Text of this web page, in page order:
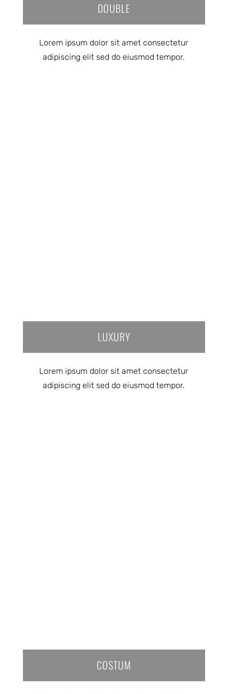
DOUBLE
Lorem ipsum dolor sit amet consectetur
adipiscing elit sed do eiusmod tempor.
LUXURY
Lorem ipsum dolor sit amet consectetur
adipiscing elit sed do eiusmod tempor.
COSTUM